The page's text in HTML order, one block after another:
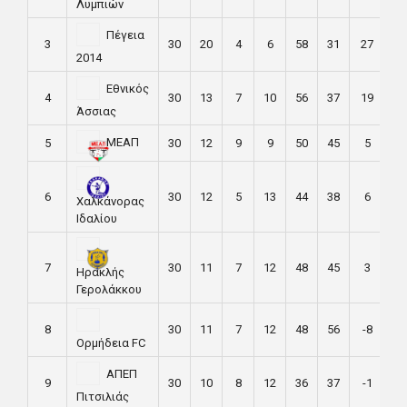
Λυμπιών
3
Πέγεια
2014
30 20 4 6 58 31 27
4
Εθνικός
Άσσιας
30 13 7 10 56 37 19
5 ΜΕΑΠ 30 12 9 9 50 45 5
6
Χαλκάνορας
Ιδαλίου
30 12 5 13 44 38 6
7
Ηρακλής
Γερολάκκου
30 11 7 12 48 45 3
8
Ορμήδεια FC
30 11 7 12 48 56 -8
9
ΑΠΕΠ
Πιτσιλιάς
30 10 8 12 36 37 -1